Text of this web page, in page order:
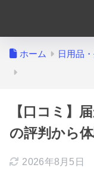
ホーム 日用品
【口コミ】
の評判から
2026年8月5日